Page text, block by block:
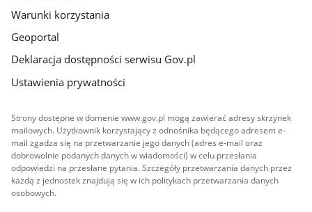
Warunki korzystania
Geoportal
Deklaracja dostępności serwisu Gov.pl
Ustawienia prywatności
Strony dostępne w domenie www.gov.pl mogą zawierać adresy skrzynek
mailowych. Użytkownik korzystający z odnośnika będącego adresem e-
mail zgadza się na przetwarzanie jego danych (adres e-mail oraz
dobrowolnie podanych danych w wiadomości) w celu przesłania
odpowiedzi na przesłane pytania. Szczegóły przetwarzania danych przez
każdą z jednostek znajdują się w ich politykach przetwarzania danych
osobowych.